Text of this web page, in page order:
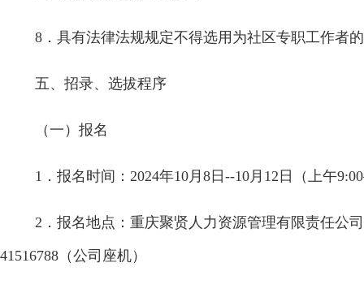
8 ．具有法律法规规定不得选用为社区专职工作者
五、招录、选拔程序
（一）报名
1 ． 报名时间： 2024年10月 8 日 --10月 12 日（上午9:00
2 ．报名地点：重庆聚贤人力资源管理有限责任公
41516788 （公司座机）